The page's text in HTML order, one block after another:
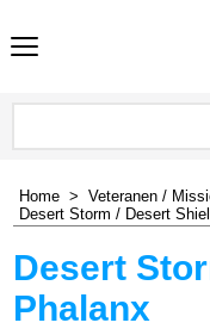
Home > Veteranen /
Desert Storm / Desert
Desert
Phalanx